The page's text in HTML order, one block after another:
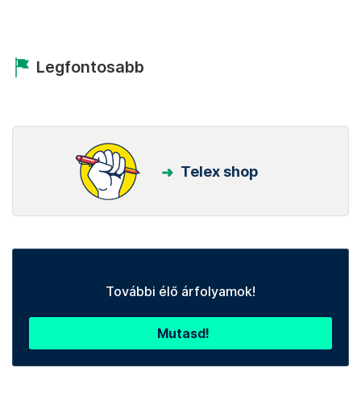
Legfontosabb
Telex shop
További élő árfolyamok!
Mutasd!